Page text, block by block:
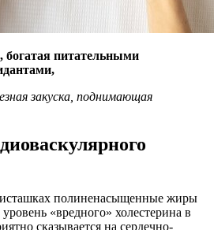
богатая питательными
закуска, поднимающая
полиненасыщенные жиры
«вредного» холестерина в
сказывается на сердечно-